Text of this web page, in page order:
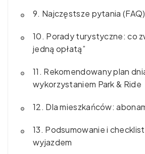
9. Najczęstsze pytania (FAQ)
10. Porady turystyczne: co
jedną opłatą”
11. Rekomendowany plan
wykorzystaniem Park & Ride
12. Dla mieszkańców:
13. Podsumowanie i
wyjazdem